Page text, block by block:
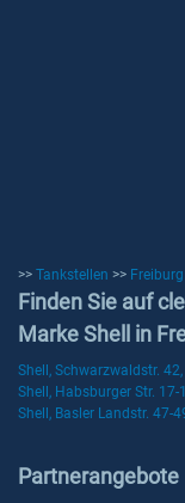
>> Tankstellen >> Freiburg
Finden Sie auf
Marke Shell in
Shell, Schwarzwaldstr.
Shell, Habsburger Str.
Shell, Basler Landstr. 47-
Partnerangebote